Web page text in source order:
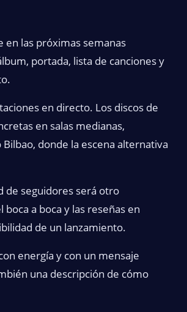
en las próximas semanas
portada, lista de canciones y
en directo. Los discos de
en salas medianas,
donde la escena alternativa
de seguidores será otro
a boca y las reseñas en
de un lanzamiento.
energía y con un mensaje
una descripción de cómo